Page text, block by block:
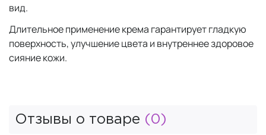
вид.
Длительное применение крема гарантирует гладкую
поверхность, улучшение цвета и внутреннее здоровое
сияние кожи.
Отзывы о товаре (0)